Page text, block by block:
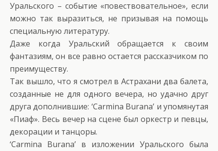
Уральского – событие «повествовательное», если
можно так выразиться, не призывая на помощь
специальную литературу.
Даже когда Уральский обращается к своим
фантазиям, он все равно остается рассказчиком по
преимуществу.
Так вышло, что я смотрел в Астрахани два балета,
созданные не для одного вечера, но удачно друг
друга дополнившие: ‘Carmina Burana’ и упомянутая
«Пиаф». Весь вечер на сцене был оркестр и певцы,
декорации и танцоры.
‘Carmina Burana’ в изложении Уральского была